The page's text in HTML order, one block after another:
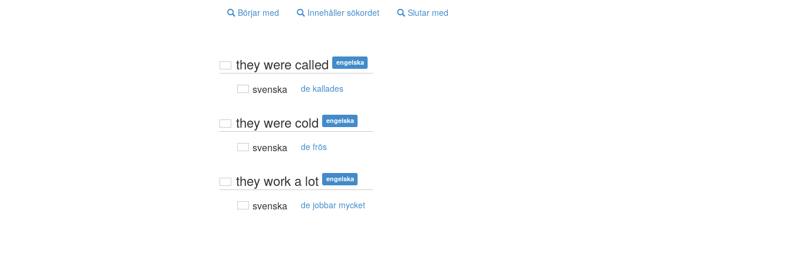
Börjar med Innehåller sökordet Slutar med
they were called engelska
svenska de kallades
they were cold engelska
svenska de frös
they work a lot engelska
svenska de jobbar mycket